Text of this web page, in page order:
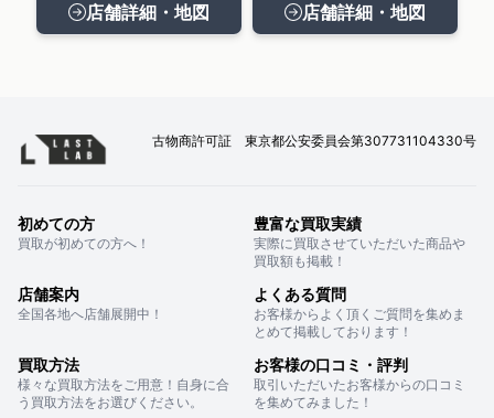
店舗詳細・地図 店舗詳細・地図
古物商許可証 東京都公安委員会第307731104330号
初めての方
買取が初めての方へ！
豊富な買取実績
実際に買取させていただいた商品や
買取額も掲載！
店舗案内
全国各地へ店舗展開中！
よくある質問
お客様からよく頂くご質問を集めま
とめて掲載しております！
買取方法
様々な買取方法をご用意！自身に合
う買取方法をお選びください。
お客様の口コミ・評判
取引いただいたお客様からの口コミ
を集めてみました！